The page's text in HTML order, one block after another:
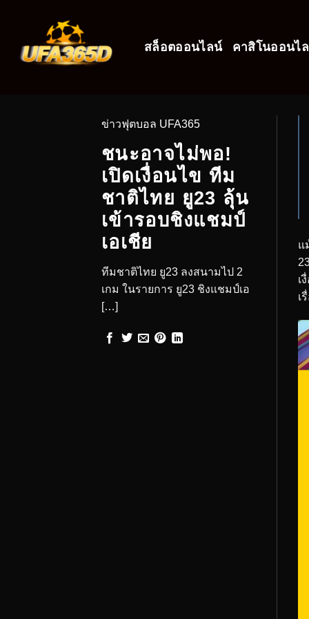
สล็อตออนไลน์ คาสิโนออนไ
ข่าวฟุตบอล UFA365
ชนะอาจไม่พอ!
เปิดเงื่อนไข ทีม
ชาติไทย ยู23 ลุ้น
เข้ารอบชิงแชมป์
เอเชีย
ทีมชาติไทย ยู23 ลงสนามไป 2
เกม ในรายการ ยู23 ชิงแชมป์เอ
[…]
แ
เ
เ